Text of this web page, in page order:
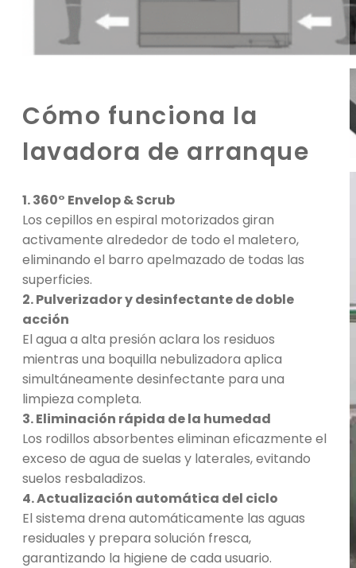
Cómo funciona la
lavadora de arranque
1. 360° Envelop & Scrub
Los cepillos en espiral motorizados giran
activamente alrededor de todo el maletero,
eliminando el barro apelmazado de todas las
superficies.
2. Pulverizador y desinfectante de doble
acción
El agua a alta presión aclara los residuos
mientras una boquilla nebulizadora aplica
simultáneamente desinfectante para una
limpieza completa.
3. Eliminación rápida de la humedad
Los rodillos absorbentes eliminan eficazmente el
exceso de agua de suelas y laterales, evitando
suelos resbaladizos.
4. Actualización automática del ciclo
El sistema drena automáticamente las aguas
residuales y prepara solución fresca,
garantizando la higiene de cada usuario.